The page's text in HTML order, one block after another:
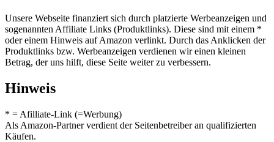
Unsere Webseite finanziert sich durch platzierte Werbeanzeigen und
sogenannten Affiliate Links (Produktlinks). Diese sind mit einem *
oder einem Hinweis auf Amazon verlinkt. Durch das Anklicken der
Produktlinks bzw. Werbeanzeigen verdienen wir einen kleinen
Betrag, der uns hilft, diese Seite weiter zu verbessern.
Hinweis
* = Afilliate-Link (=Werbung)
Als Amazon-Partner verdient der Seitenbetreiber an qualifizierten
Käufen.